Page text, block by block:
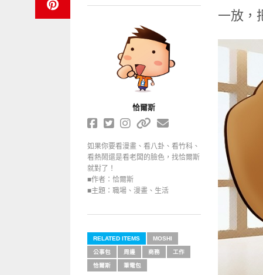
一放，
恰爾斯
如果你要看漫畫、看八卦、看竹科、
看熱鬧還是看老闆的臉色，找恰爾斯
就對了！
■作者：恰爾斯
■主題：職場、漫畫、生活
RELATED ITEMS MOSHI
公事包 周邊 商務 工作
恰爾斯 筆電包